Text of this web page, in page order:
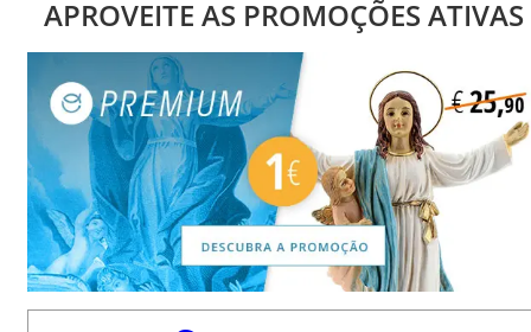
APROVEITE AS PROMOÇÕES ATIVAS